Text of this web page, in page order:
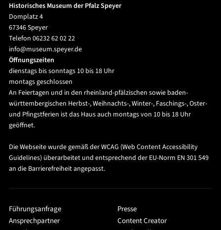
Historisches Museum der Pfalz Speyer
Domplatz 4
67346 Speyer
Telefon 06232 62 02 22
info@museum.speyer.de
Öffnungszeiten
dienstags bis sonntags 10 bis 18 Uhr
montags geschlossen
An Feiertagen und in den rheinland-pfälzischen sowie baden-
württembergischen Herbst-, Weihnachts-, Winter-, Faschings-, Oster-
und Pfingstferien ist das Haus auch montags von 10 bis 18 Uhr
geöffnet.
Die Webseite wurde gemäß der WCAG (Web Content Accessibility
Guidelines) überarbeitet und entsprechend der EU-Norm EN 301 549
an die Barrierefreiheit angepasst.
Führungsanfrage
Ansprechpartner
Presse
Content Creator